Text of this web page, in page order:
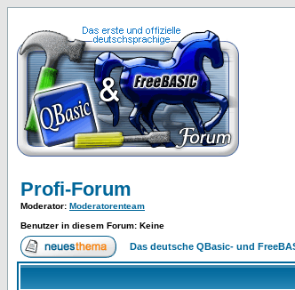
Profi-Forum
Moderator: Moderatorenteam
Benutzer in diesem Forum: Keine
Das deutsche QBasic- und